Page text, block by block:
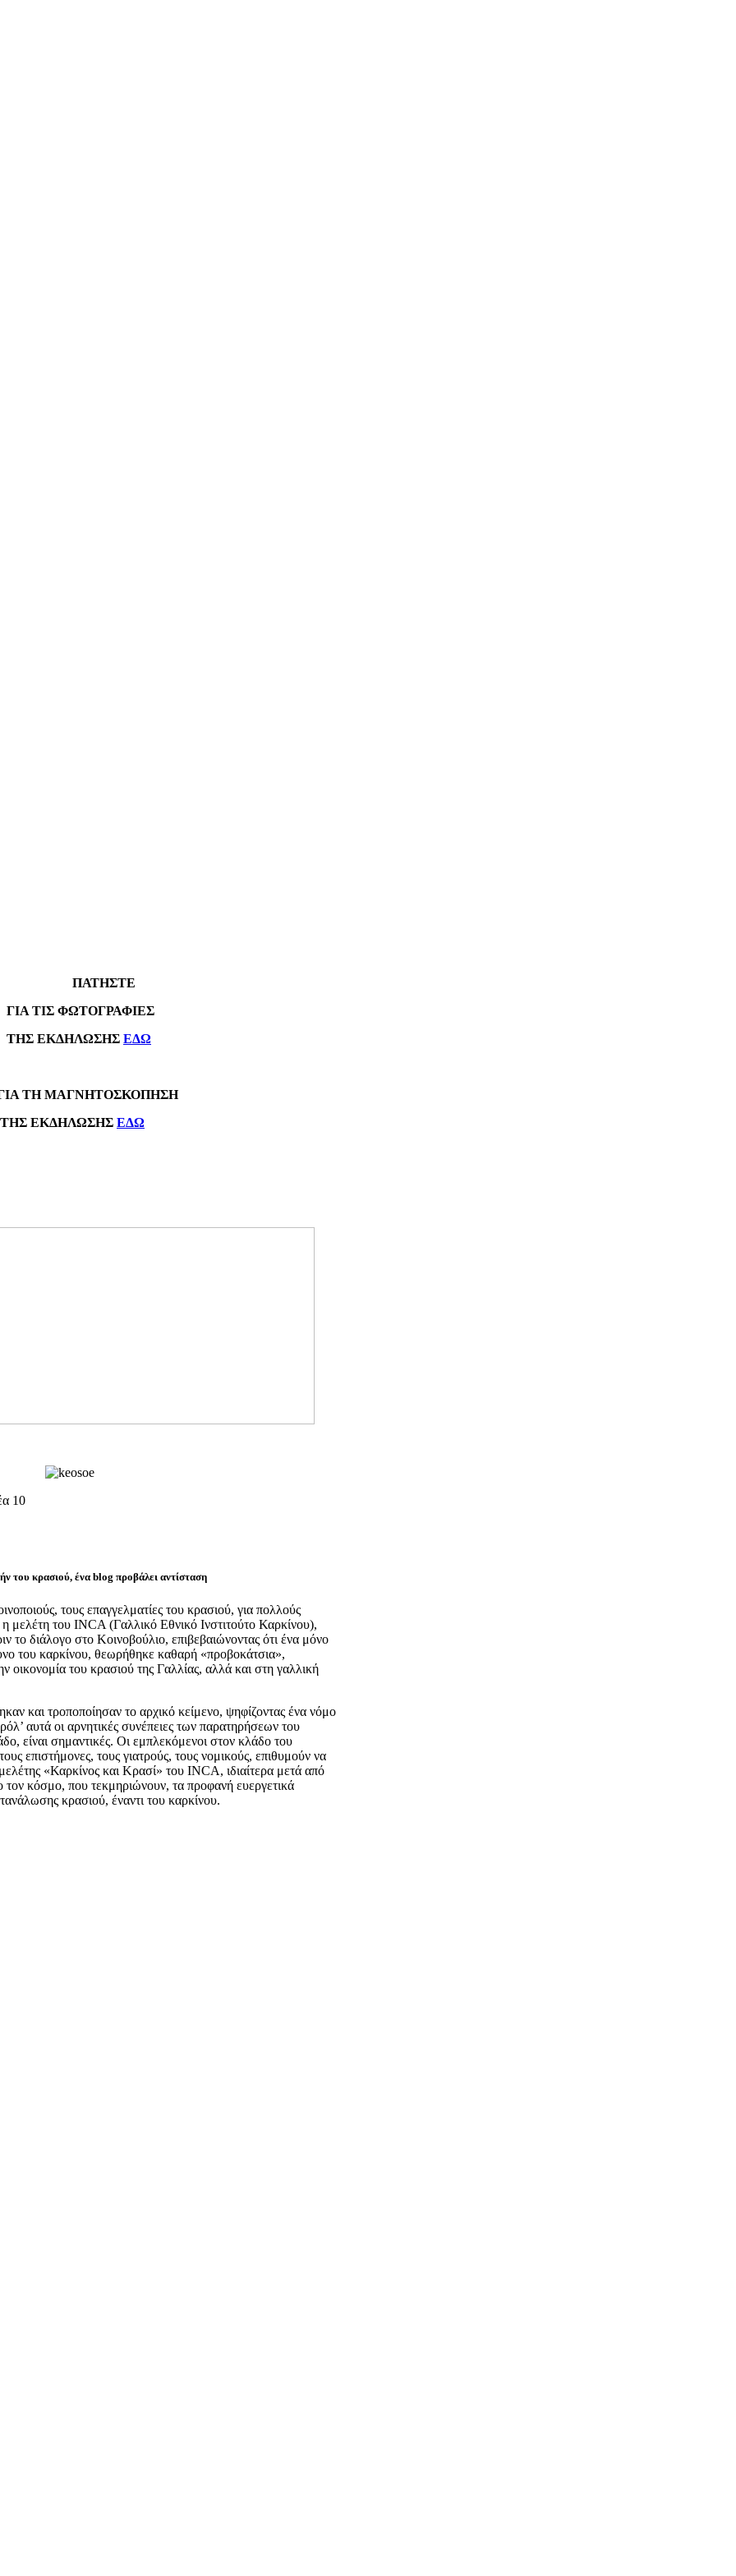
ΠΑΤΗΣΤΕ
ΤΙΣ ΦΩΤΟΓΡΑΦΙΕΣ
ΕΚΔΗΛΩΣΗΣ ΕΔΩ
ΤΗ ΜΑΓΝΗΤΟΣΚΟΠΗΣΗ
ΕΚΔΗΛΩΣΗΣ ΕΔΩ
10
του κρασιού, ένα blog προβάλει αντίσταση
τους επαγγελματίες του κρασιού, για πολλούς
μελέτη του INCA (Γαλλικό Εθνικό Ινστιτούτο Καρκίνου),
το διάλογο στο Κοινοβούλιο, επιβεβαιώνοντας ότι ένα μόνο
του καρκίνου, θεωρήθηκε καθαρή «προβοκάτσια»,
οικονομία του κρασιού της Γαλλίας, αλλά και στη γαλλική
και τροποποίησαν το αρχικό κείμενο, ψηφίζοντας ένα νόμο
αυτά οι αρνητικές συνέπειες των παρατηρήσεων του
είναι σημαντικές. Οι εμπλεκόμενοι στον κλάδο του
επιστήμονες, τους γιατρούς, τους νομικούς, επιθυμούν να
«Καρκίνος και Κρασί» του INCA, ιδιαίτερα μετά από
τον κόσμο, που τεκμηριώνουν, τα προφανή ευεργετικά
κρασιού, έναντι του καρκίνου.